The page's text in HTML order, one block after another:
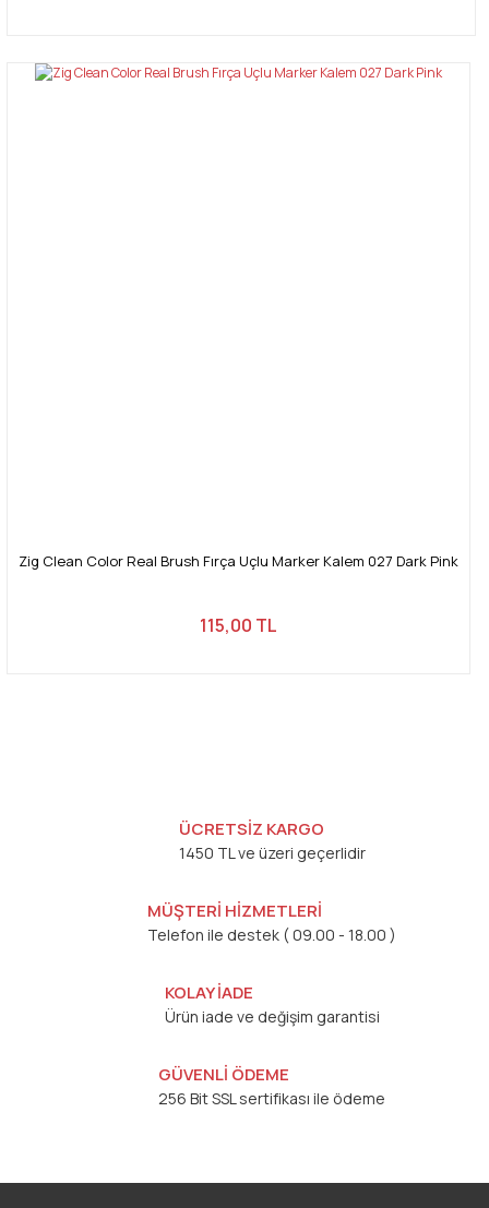
Zig Clean Color Real Brush Fırça Uçlu Marker Kalem 027 Dark Pink
115,00 TL
ÜCRETSİZ KARGO
1450 TL ve üzeri geçerlidir
MÜŞTERİ HİZMETLERİ
Telefon ile destek ( 09.00 - 18.00 )
KOLAY İADE
Ürün iade ve değişim garantisi
GÜVENLİ ÖDEME
256 Bit SSL sertifikası ile ödeme